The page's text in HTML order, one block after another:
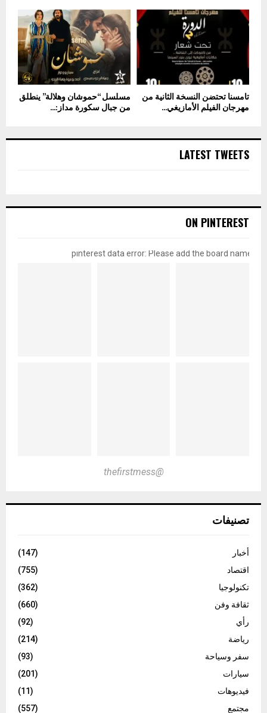
مسلسل “حموشان وهلالة” ينطلق
من جبال سكورة مداز:...
تامسنا تحتضن النسخة الثانية من
مهرجان الفيلم الأمازيغي...
LATEST TWEETS
ON PINTEREST
pinterest data error: Please add the board name
@thefirstmess
تصنيفات
أخبار
(147)
اقتصاد
(755)
تكنولوجيا
(362)
ثقافة وفن
(660)
رأي
(92)
رياضة
(214)
سفر وسياحة
(93)
سيارات
(201)
فيديوهات
(11)
مجتمع
(557)